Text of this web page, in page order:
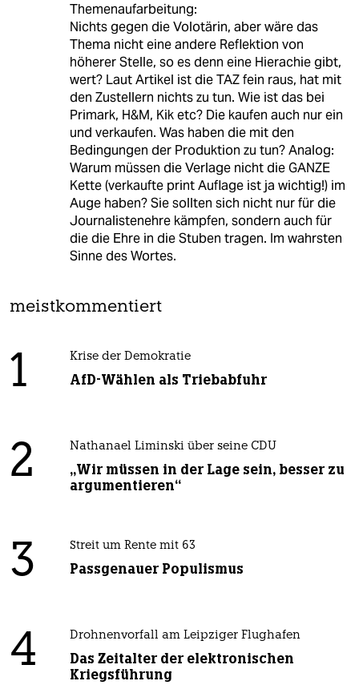
Themenaufarbeitung:
Nichts gegen die Volotärin, aber wäre das
Thema nicht eine andere Reflektion von
höherer Stelle, so es denn eine Hierachie gibt,
wert? Laut Artikel ist die TAZ fein raus, hat mit
den Zustellern nichts zu tun. Wie ist das bei
Primark, H&M, Kik etc? Die kaufen auch nur ein
und verkaufen. Was haben die mit den
Bedingungen der Produktion zu tun? Analog:
Warum müssen die Verlage nicht die GANZE
Kette (verkaufte print Auflage ist ja wichtig!) im
Auge haben? Sie sollten sich nicht nur für die
Journalistenehre kämpfen, sondern auch für
die die Ehre in die Stuben tragen. Im wahrsten
Sinne des Wortes.
meistkommentiert
1 Krise der Demokratie
AfD-Wählen als Triebabfuhr
2 Nathanael Liminski über seine CDU
„Wir müssen in der Lage sein, besser zu
argumentieren“
3 Streit um Rente mit 63
Passgenauer Populismus
4 Drohnenvorfall am Leipziger Flughafen
Das Zeitalter der elektronischen
Kriegsführung